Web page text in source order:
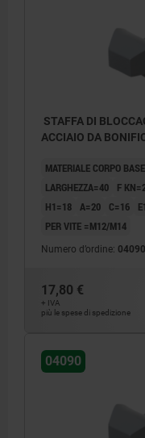
STAFFA DI
ACCIAIO DA
MATERIALE CORPO
LARGHEZZA=40
F
H1=18 A=20 C=16
PER VITE =M12/M14
Numero d’ordine:
17,80 €
+ IVA
più le spese di spedizione
04090